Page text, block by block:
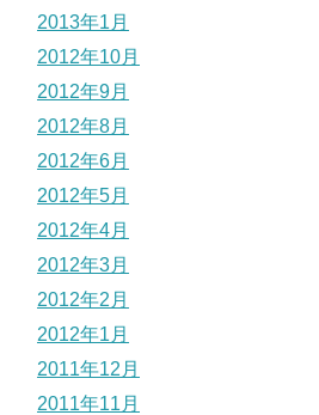
2013年1月
2012年10月
2012年9月
2012年8月
2012年6月
2012年5月
2012年4月
2012年3月
2012年2月
2012年1月
2011年12月
2011年11月